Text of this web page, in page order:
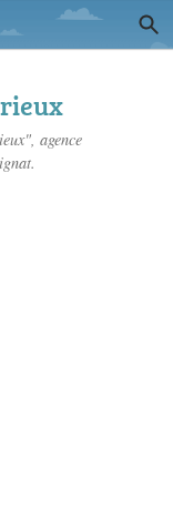
agence